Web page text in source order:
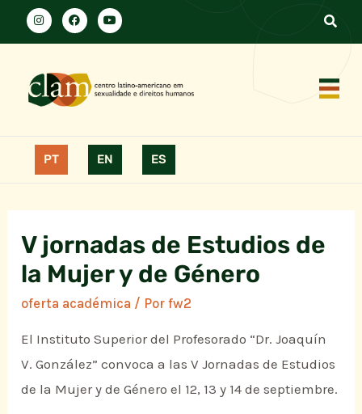
PT EN ES
V jornadas de Estudios de
la Mujer y de Género
oferta académica / Porfw2
El Instituto Superior del Profesorado “Dr. Joaquín
V. González” convoca a las V Jornadas de Estudios
de la Mujer y de Género el 12, 13 y 14 de septiembre.